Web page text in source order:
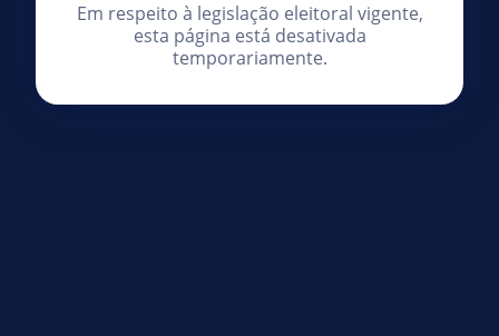
Em respeito à legislação eleitoral vigente,
esta página está desativada
temporariamente.